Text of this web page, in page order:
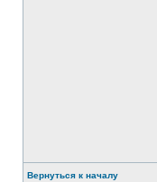
Вернуться к началу